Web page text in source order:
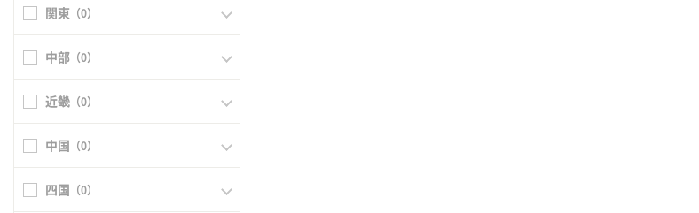
関東 （0）
中部 （0）
近畿 （0）
中国 （0）
四国 （0）